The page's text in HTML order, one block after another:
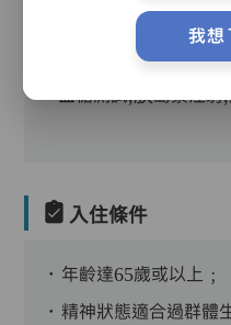
浴、
入住條件
．年齡達65歲或以上﹔
．精神狀態適合過群體
我想